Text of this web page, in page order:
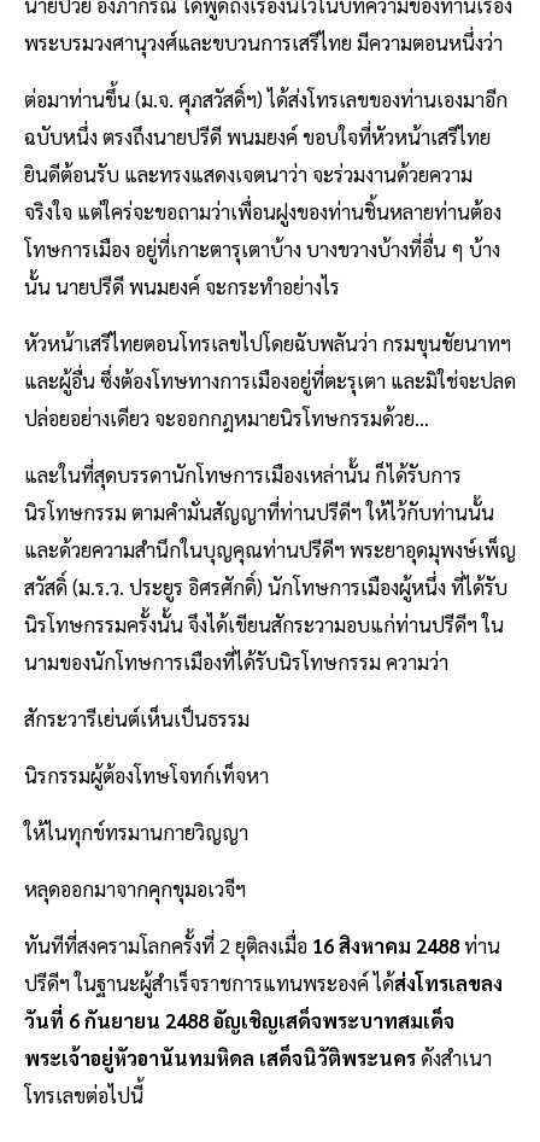
พระบรมวงศานุวงศ์และขบวนการเสรีไทย มีความตอนหนึ่งว่า
ต่อมาท่านขึ้น (ม.จ. ศุภสวัสดิ์ฯ) ได้ส่งโทรเลขของท่านเองมาอีก
ฉบับหนึ่ง ตรงถึงนายปรีดี พนมยงค์ ขอบใจที่หัวหน้าเสรีไทย
ยินดีต้อนรับ และทรงแสดงเจตนาว่า จะร่วมงานด้วยความ
จริงใจ แต่ใคร่จะขอถามว่าเพื่อนฝูงของท่านชิ้นหลายท่านต้อง
โทษการเมือง อยู่ที่เกาะตารุเตาบ้าง บางขวางบ้างที่อื่น ๆ บ้าง
นั้น นายปรีดี พนมยงค์ จะกระทำอย่างไร
หัวหน้าเสรีไทยตอนโทรเลขไปโดยฉับพลันว่า กรมขุนชัยนาทฯ
และผู้อื่น ซึ่งต้องโทษทางการเมืองอยู่ที่ตะรุเตา และมิใช่จะปลด
ปล่อยอย่างเดียว จะออกกฎหมายนิรโทษกรรมด้วย…
และในที่สุดบรรดานักโทษการเมืองเหล่านั้น ก็ได้รับการ
นิรโทษกรรม ตามคำมั่นสัญญาที่ท่านปรีดีฯ ให้ไว้กับท่านนั้น
และด้วยความสำนึกในบุญคุณท่านปรีดีฯ พระยาอุดมุพงษ์เพ็ญ
สวัสดิ์ (ม.ร.ว. ประยูร อิศรศักดิ์) นักโทษการเมืองผู้หนึ่ง ที่ได้รับ
นิรโทษกรรมครั้งนั้น จึงได้เขียนสักระวามอบแก่ท่านปรีดีฯ ใน
นามของนักโทษการเมืองที่ได้รับนิรโทษกรรม ความว่า
สักระวารีเย่นต์เห็นเป็นธรรม
นิรกรรมผู้ต้องโทษโจทก์เท็จหา
ให้ไนทุกข์ทรมานกายวิญญา
หลุดออกมาจากคุกขุมอเวจีฯ
ทันทีที่สงครามโลกครั้งที่ 2 ยุติลงเมื่อ 16 สิงหาคม 2488ท่าน
ปรีดีฯ ในฐานะผู้สำเร็จราชการแทนพระองค์ ได้ส่งโทรเลขลง
วันที่ 6 กันยายน 2488 อัญเชิญเสด็จพระบาทสมเด็จ
พระเจ้าอยู่หัวอานันทมหิดล เสด็จนิวัติพระนครดังสำเนา
โทรเลขต่อไปนี้